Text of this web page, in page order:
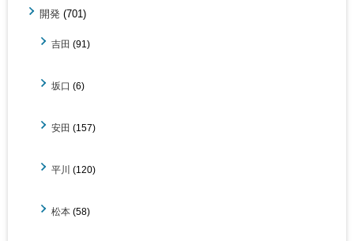
開発 (701)
吉田 (91)
坂口 (6)
安田 (157)
平川 (120)
松本 (58)